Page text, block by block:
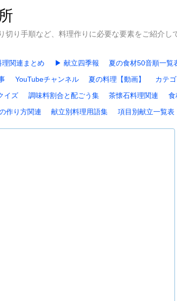
切り手順など、料理作りに必要な要素をご紹介
関連まとめ ▶ 献立四季報 夏の食材50音順一覧
YouTubeチャンネル 夏の料理【動画】 カテ
イズ 調味料割合と配ごう集 茶懐石料理関連 食
作り方関連 献立別料理用語集 項目別献立一覧表